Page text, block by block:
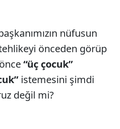
Uşak
Yozgat
Zonguldak
nüfusun
önceden görüp
“üç çocuk”
istemesini şimdi
değil mi?